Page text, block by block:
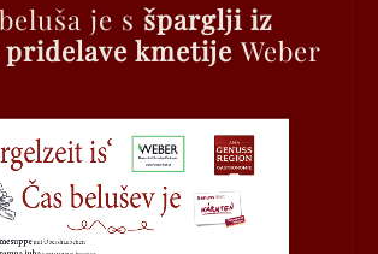
je s šparglji iz
pridelave kmetije Weber